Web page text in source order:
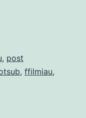
, post
, ffilmiau,